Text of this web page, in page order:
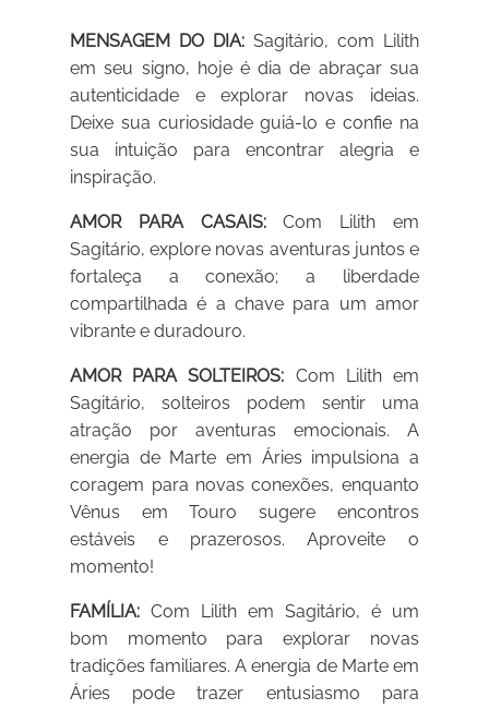
MENSAGEM DO DIA: Sagitário, com Lilith
em seu signo, hoje é dia de abraçar sua
autenticidade e explorar novas ideias.
Deixe sua curiosidade guiá-lo e confie na
sua intuição para encontrar alegria e
inspiração.
AMOR PARA CASAIS:Com Lilith em
Sagitário, explore novas aventuras juntos e
fortaleça a conexão; a liberdade
compartilhada é a chave para um amor
vibrante e duradouro.
AMOR PARA SOLTEIROS: Com Lilith em
Sagitário, solteiros podem sentir uma
atração por aventuras emocionais. A
energia de Marte em Áries impulsiona a
coragem para novas conexões, enquanto
Vênus em Touro sugere encontros
estáveis e prazerosos. Aproveite o
momento!
FAMÍLIA: Com Lilith em Sagitário, é um
bom momento para explorar novas
tradições familiares. A energia de Marte em
Áries pode trazer entusiasmo para